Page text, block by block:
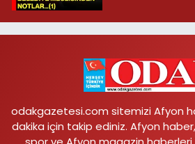
odakgazetesi.com sitemizi Afyon
dakika için takip ediniz. Afyon